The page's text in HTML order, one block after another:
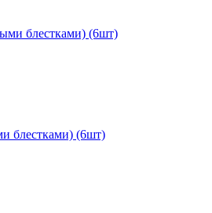
блестками) (6шт)
блестками) (6шт)